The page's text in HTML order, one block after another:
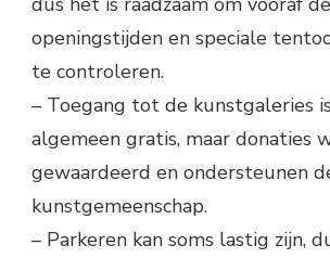
openingstijden en speciale
te controleren.
– Toegang tot de kunstgaleries
algemeen gratis, maar donaties
gewaardeerd en ondersteunen
kunstgemeenschap.
– Parkeren kan soms lastig zijn,